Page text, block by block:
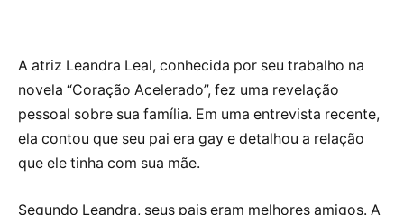
A atriz Leandra Leal, conhecida por seu trabalho na
novela “Coração Acelerado”, fez uma revelação
pessoal sobre sua família. Em uma entrevista recente,
ela contou que seu pai era gay e detalhou a relação
que ele tinha com sua mãe.
Segundo Leandra, seus pais eram melhores amigos. A